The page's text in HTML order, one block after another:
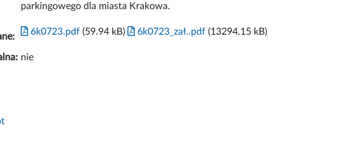
parkingowego dla miasta Krakowa.
6k0723.pdf (59.94 kB) 6k0723_zał..pdf (13294.15 kB)
nie